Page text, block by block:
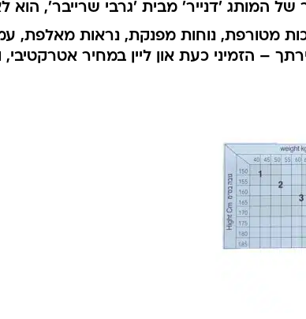
מטורפת, נוחות מפנקת, נראות מאלפת,
– הזמיני כעת און ליין במחיר